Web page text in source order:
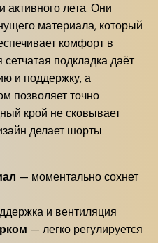
активного лета. Они
материала, который
комфорт в
подкладка даёт
и поддержку, а
позволяет точно
крой не сковывает
делает шорты
— моментально сохнет
и вентиляция
— легко регулируется